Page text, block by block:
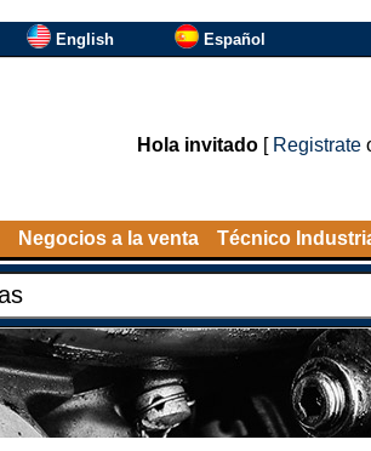
English Español
Hola invitado[ Registrate
Negocios a la venta Técnico